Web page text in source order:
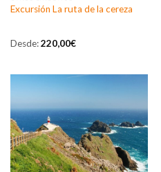
Excursión La ruta de la cereza
Desde:220,00€